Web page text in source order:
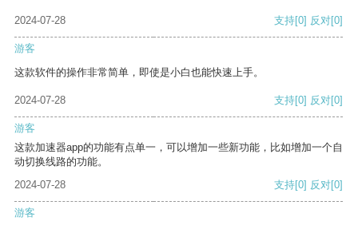
2024-07-28 支持[0] 反对[0]
游客
这款软件的操作非常简单，即使是小白也能快速上手。
2024-07-28 支持[0] 反对[0]
游客
这款加速器app的功能有点单一，可以增加一些新功能，比如增加一个自
动切换线路的功能。
2024-07-28
支持[0] 反对[0]
游客